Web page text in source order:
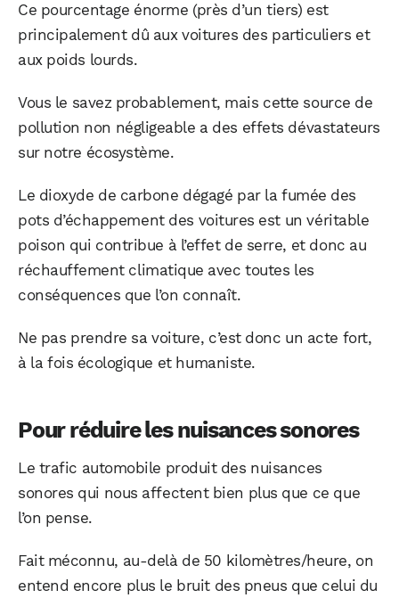
Ce pourcentage énorme (près d’un tiers) est
principalement dû aux voitures des particuliers et
aux poids lourds.
Vous le savez probablement, mais cette source de
pollution non négligeable a des effets dévastateurs
sur notre écosystème.
Le dioxyde de carbone dégagé par la fumée des
pots d’échappement des voitures est un véritable
poison qui contribue à l’effet de serre, et donc au
réchauffement climatique avec toutes les
conséquences que l’on connaît.
Ne pas prendre sa voiture, c’est donc un acte fort,
à la fois écologique et humaniste.
Pour réduire les nuisances sonores
Le trafic automobile produit des nuisances
sonores qui nous affectent bien plus que ce que
l’on pense.
Fait méconnu, au-delà de 50 kilomètres/heure, on
entend encore plus le bruit des pneus que celui du